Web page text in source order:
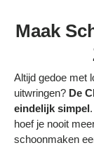
Over ons
Alle
Bestelling
Maak
Altijd gedoe met
uitwringen? De
eindelijk simpel
hoef je nooit
schoonmaken